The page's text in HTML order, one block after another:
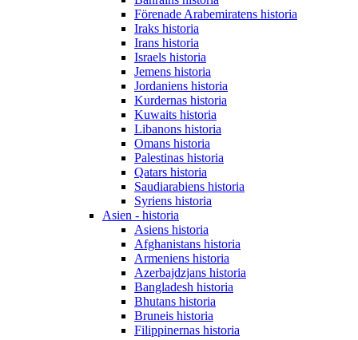
Förenade Arabemiratens historia
Iraks historia
Irans historia
Israels historia
Jemens historia
Jordaniens historia
Kurdernas historia
Kuwaits historia
Libanons historia
Omans historia
Palestinas historia
Qatars historia
Saudiarabiens historia
Syriens historia
Asien - historia
Asiens historia
Afghanistans historia
Armeniens historia
Azerbajdzjans historia
Bangladesh historia
Bhutans historia
Bruneis historia
Filippinernas historia